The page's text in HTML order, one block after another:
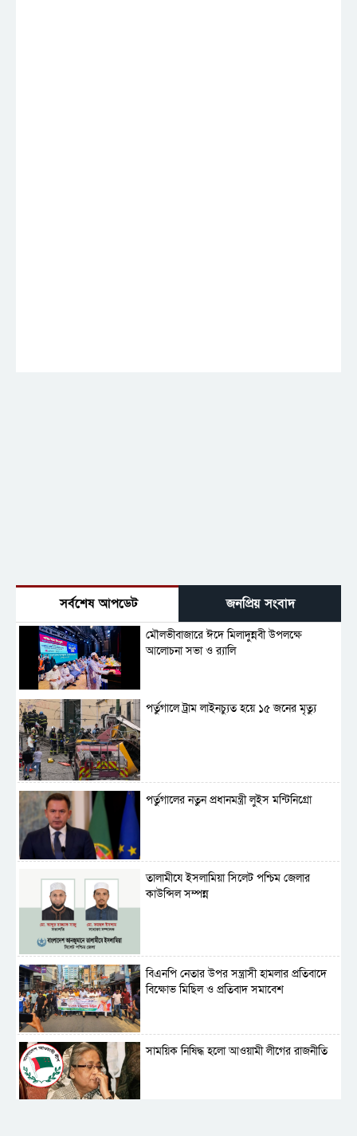
সর্বশেষ আপডেট জনপ্রিয় সংবাদ
মৌলভীবাজারে ঈদে মিলাদুন্নবী উপলক্ষে
আলোচনা সভা ও র‍্যালি
পর্তুগালে ট্রাম লাইনচ্যুত হয়ে ১৫ জনের মৃত্যু
পর্তুগালের নতুন প্রধানমন্ত্রী লুইস মন্টিনিগ্রো
‎তালামীযে ইসলামিয়া সিলেট পশ্চিম জেলার
কাউন্সিল সম্পন্ন
বিএনপি নেতার উপর সন্ত্রাসী হামলার প্রতিবাদে
বিক্ষোভ মিছিল ও প্রতিবাদ সমাবেশ
সাময়িক নিষিদ্ধ হলো আওয়ামী লীগের রাজনীতি